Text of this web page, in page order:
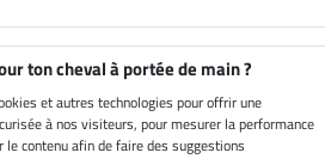
ton cheval à portée de main ?
et autres technologies pour offrir une
à nos visiteurs, pour mesurer la performance
contenu afin de faire des suggestions